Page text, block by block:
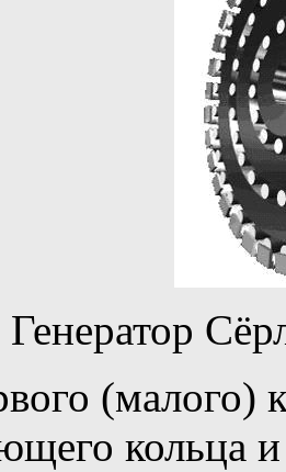
Генератор
(малого)
кольца